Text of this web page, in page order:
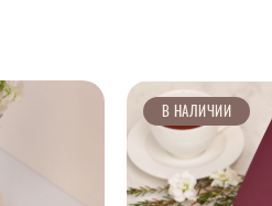
В НАЛИЧИИ